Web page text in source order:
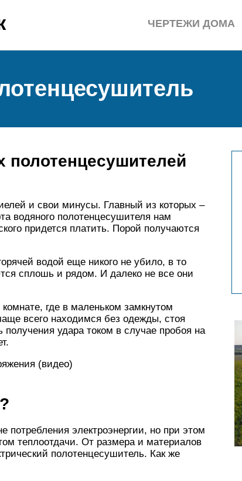
ЧЕРТЕЖИ ДОМА
полотенцесушителей
и свои минусы. Главный из которых –
водяного полотенцесушителя нам
придется платить. Порой получаются
водой еще никого не убило, в то
сплошь и рядом. И далеко не все они
где в маленьком замкнутом
всего находимся без одежды, стоя
получения удара током в случае пробоя на
(видео)
потребления электроэнергии, но при этом
теплоотдачи. От размера и материалов
полотенцесушитель. Как же